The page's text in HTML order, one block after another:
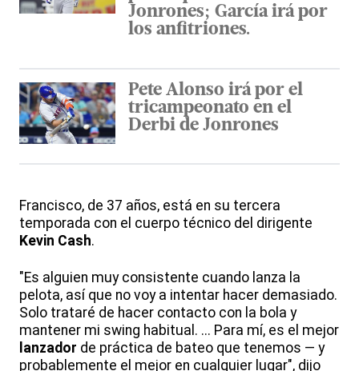
Jonrones; García irá por
los anfitriones.
Pete Alonso irá por el
tricampeonato en el
Derbi de Jonrones
Francisco, de 37 años, está en su tercera
temporada con el cuerpo técnico del dirigente
Kevin Cash.
"Es alguien muy consistente cuando lanza la
pelota, así que no voy a intentar hacer demasiado.
Solo trataré de hacer contacto con la bola y
mantener mi swing habitual. ... Para mí, es el mejor
lanzador de práctica de bateo que tenemos — y
probablemente el mejor en cualquier lugar", dijo